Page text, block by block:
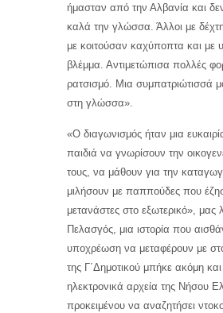
ήμασταν από την Αλβανία και
καλά την γλώσσα. Άλλοι με
με κοιτούσαν καχύποπτα και με
βλέμμα. Αντιμετώπισα πολλές
ρατσισμό. Μια συμπατριώτισσά
στη γλώσσα».
«Ο διαγωνισμός ήταν μια
παιδιά να γνωρίσουν την
τους, να μάθουν για την
μιλήσουν με παππούδες που
μετανάστες στο εξωτερικό», μας
Πελασγός, μια ιστορία που
υποχρέωση να μεταφέρουν με
της Γ΄Δημοτικού μπήκε ακόμη
ηλεκτρονικά αρχεία της Νήσου
προκειμένου να αναζητήσει